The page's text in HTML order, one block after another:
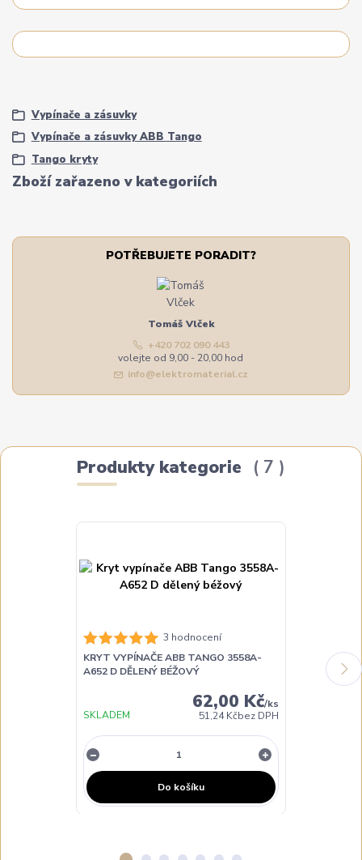
Zboží zařazeno v kategoriích
Vypínače a zásuvky
Vypínače a zásuvky ABB Tango
Tango kryty
POTŘEBUJETE PORADIT?
Tomáš Vlček
+420 702 090 443
volejte od 9,00 - 20,00 hod
info@elektromaterial.cz
Produkty kategorie 7
3 hodnocení
KRYT VYPÍNAČE ABB TANGO 3558A-
A652 D DĚLENÝ BÉŽOVÝ
62,00 Kč/ks
51,24 Kčbez DPH
SKLADEM
Do košíku
KRYT
A652 H